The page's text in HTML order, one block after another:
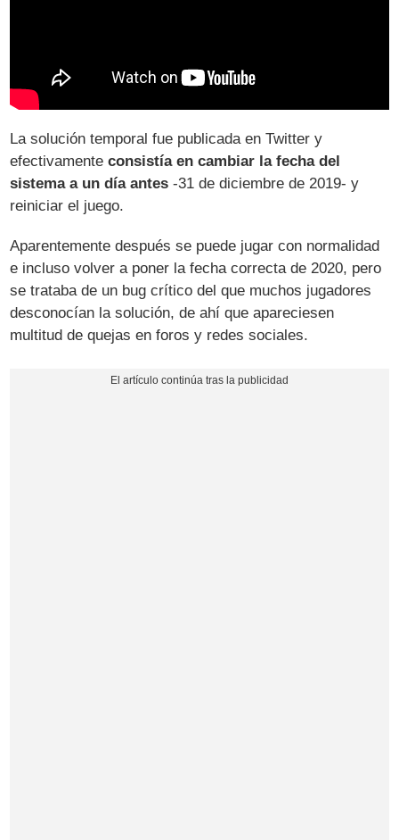
La solución temporal fue publicada en Twitter y
efectivamenteconsistía en cambiar la fecha del
sistema a un día antes -31 de diciembre de 2019- y
reiniciar el juego.
Aparentemente después se puede jugar con normalidad
e incluso volver a poner la fecha correcta de 2020, pero
se trataba de un bug crítico del que muchos jugadores
desconocían la solución, de ahí que apareciesen
multitud de quejas en foros y redes sociales.